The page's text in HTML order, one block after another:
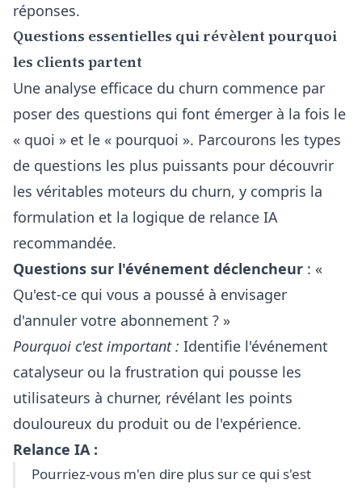
réponses.
Questions essentielles qui révèlent pourquoi
les clients partent
Une analyse efficace du churn commence par
poser des questions qui font émerger à la fois le
« quoi » et le « pourquoi ». Parcourons les types
de questions les plus puissants pour découvrir
les véritables moteurs du churn, y compris la
formulation et la logique de relance IA
recommandée.
Questions sur l'événement déclencheur : «
Qu'est-ce qui vous a poussé à envisager
d'annuler votre abonnement ? »
Pourquoi c'est important : Identifie l'événement
catalyseur ou la frustration qui pousse les
utilisateurs à churner, révélant les points
douloureux du produit ou de l'expérience.
Relance IA :
Pourriez-vous m'en dire plus sur ce qui s'est